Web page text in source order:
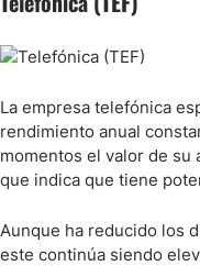
La empresa telefónica
rendimiento anual
momentos el valor de
que indica que tiene
Aunque ha reducido los
este continúa siendo